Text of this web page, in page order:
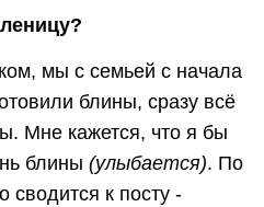
мы с семьей с начала
блины, сразу всё
Мне кажется, что я бы
блины (улыбается). По
сводится к посту -